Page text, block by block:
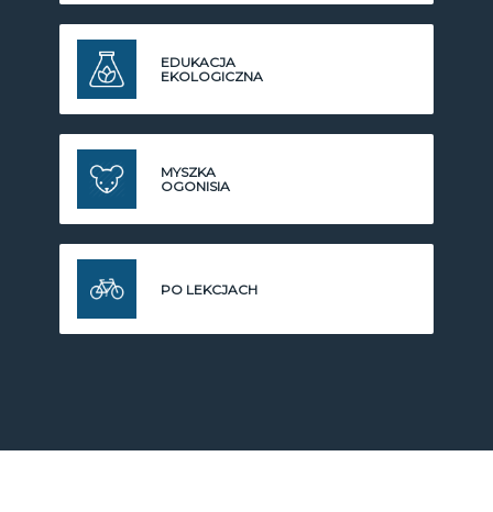
EDUKACJA
EKOLOGICZNA
MYSZKA
OGONISIA
PO LEKCJACH